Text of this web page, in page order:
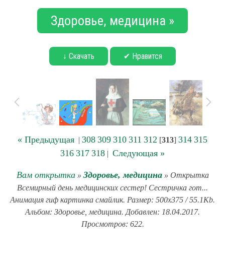
Здоровье, медицина »
↓ Скачать ✔ Нравится
« Предыдущая | 308 309 310 311 312 [313] 314 315
316 317 318 | Следующая »
Вам открытка» Здоровье, медицина» Открытка
Всемирный день медицинских сестер! Сестричка гот...
Анимация гиф картинка смайлик. Размер: 500x375 / 55.1Kb.
Альбом: Здоровье, медицина. Добавлен: 18.04.2017.
Просмотров: 622.